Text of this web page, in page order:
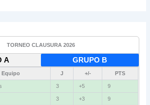
TORNEO CLAUSURA 2026
A GRUPO B
Equipo J +/- PTS
3 +5 9
3 +3 9